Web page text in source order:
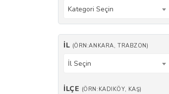
Kategori Seçin
İL (ÖRN:ANKARA, TRABZON)
İl Seçin
İLÇE (ÖRN:KADIKÖY, KAŞ)